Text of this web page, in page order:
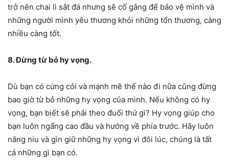
trở nên chai lì sắt đá nhưng sẽ cố gắng để bảo vệ mình và
những người mình yêu thương khỏi những tổn thương, càng
nhiều càng tốt.
8. Đừng từ bỏ hy vọng.
Dù bạn có cứng cỏi và mạnh mẽ thế nào đi nữa cũng đừng
bao giờ từ bỏ những hy vọng của mình. Nếu không có hy
vọng, bạn biết sẽ phải theo đuổi thứ gì? Hy vọng giúp cho
bạn luôn ngẩng cao đầu và hướng về phía trước. Hãy luôn
nâng niu và gìn giữ những hy vọng vì đôi lúc, chúng là tất
cả những gì bạn có.